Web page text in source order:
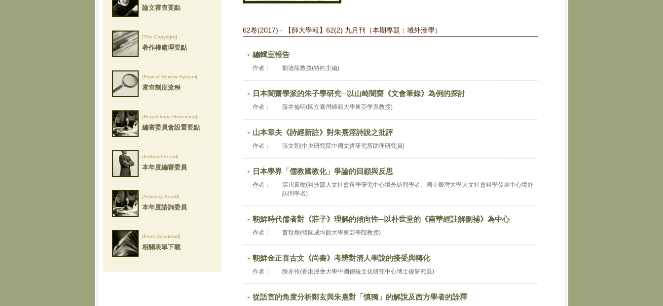
論文審查要點
[The Copyright]
著作權處理要點
[Flow of Review System]
審查制度流程
[Regulations Governing]
編審委員會設置要點
[Editorial Board]
本年度編審委員
[Advisory Board]
本年度諮詢委員
[Form Download]
相關表單下載
62卷(2017) - 【師大學報】62(2) 九月刊（本期專題：域外漢學）
編輯室報告
作者： 劉滄龍教授(特約主編)
日本闇齋學派的朱子學研究─以山崎闇齋《文會筆錄》為例的探討
作者： 藤井倫明(國立臺灣師範大學東亞學系教授)
山本章夫《詩經新註》對朱熹淫詩說之批評
作者： 張文朝(中央研究院中國文哲研究所助理研究員)
日本學界「儒教國教化」爭論的回顧與反思
作者：
深川真樹(科技部人文社會科學研究中心境外訪問學者、國立臺灣大學人文社會科學發展中心境外
訪問學者)
朝鮮時代儒者對《莊子》理解的傾向性─以朴世堂的《南華經註解刪補》為中心
作者： 曹玟煥(韓國成均館大學東亞學院教授)
朝鮮金正喜古文《尚書》考辨對清人學說的接受與轉化
作者： 陳亦伶(香港浸會大學中國傳統文化研究中心博士後研究員)
從語言的角度分析鄭玄與朱熹對「慎獨」的解說及西方學者的詮釋